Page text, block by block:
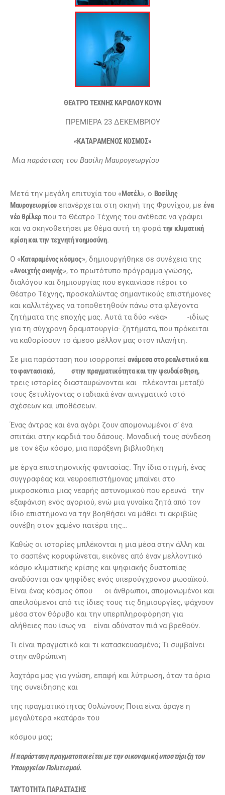
ΘΕΑΤΡΟ ΤΕΧΝΗΣ ΚΑΡΟΛΟΥ ΚΟΥΝ
ΠΡΕΜΙΕΡΑ 23 ΔΕΚΕΜΒΡΙΟΥ
«ΚΑΤΑΡΑΜΕΝΟΣ ΚΟΣΜΟΣ»
Μια παράσταση του Βασίλη Μαυρογεωργίου
Μετά την μεγάλη επιτυχία του « Μοτέλ», ο Βασίλης
Μαυρογεωργίου επανέρχεται στη σκηνή της Φρυνίχου, μεένα
νέο θρίλερ που το Θέατρο Τέχνης του ανέθεσε να γράψει
και να σκηνοθετήσει με θέμα αυτή τη φοράτην κλιματική
κρίση και την τεχνητή νοημοσύνη.
Ο « Καταραμένος κόσμος», δημιουργήθηκε σε συνέχεια της
«Ανοιχτής σκηνής», το πρωτότυπο πρόγραμμα γνώσης,
διαλόγου και δημιουργίας που εγκαινίασε πέρσι το
Θέατρο Τέχνης, προσκαλώντας σημαντικούς επιστήμονες
και καλλιτέχνες να τοποθετηθούν πάνω στα φλέγοντα
ζητήματα της εποχής μας. Αυτά τα δύο «νέα» -ιδίως
για τη σύγχρονη δραματουργία- ζητήματα, που πρόκειται
να καθορίσουν το άμεσο μέλλον μας στον πλανήτη.
Σε μια παράσταση που ισορροπεί ανάμεσα στο ρεαλιστικό και
το φαντασιακό, στην πραγματικότητα και την ψευδαίσθηση,
τρεις ιστορίες διασταυρώνονται και πλέκονται μεταξύ
τους ξετυλίγοντας σταδιακά έναν αινιγματικό ιστό
σχέσεων και υποθέσεων.
Ένας άντρας και ένα αγόρι ζουν απομονωμένοι σ’ ένα
σπιτάκι στην καρδιά του δάσους. Μοναδική τους σύνδεση
με τον έξω κόσμο, μια παράξενη βιβλιοθήκη
με έργα επιστημονικής φαντασίας. Την ίδια στιγμή, ένας
συγγραφέας και νευροεπιστήμονας μπαίνει στο
μικροσκόπιο μιας νεαρής αστυνομικού που ερευνά την
εξαφάνιση ενός αγοριού, ενώ μια γυναίκα ζητά από τον
ίδιο επιστήμονα να την βοηθήσει να μάθει τι ακριβώς
συνέβη στον χαμένο πατέρα της…
Καθώς οι ιστορίες μπλέκονται η μια μέσα στην άλλη και
το σασπένς κορυφώνεται, εικόνες από έναν μελλοντικό
κόσμο κλιματικής κρίσης και ψηφιακής δυστοπίας
αναδύονται σαν ψηφίδες ενός υπερσύγχρονου μωσαϊκού.
Είναι ένας κόσμος όπου οι άνθρωποι, απομονωμένοι και
απειλούμενοι από τις ίδιες τους τις δημιουργίες, ψάχνουν
μέσα στον θόρυβο και την υπερπληροφόρηση για
αλήθειες που ίσως να είναι αδύνατον πιά να βρεθούν.
Τι είναι πραγματικό και τι κατασκευασμένο; Τι συμβαίνει
στην ανθρώπινη
λαχτάρα μας για γνώση, επαφή και λύτρωση, όταν τα όρια
της συνείδησης και
της πραγματικότητας θολώνουν; Ποια είναι άραγε η
μεγαλύτερα «κατάρα» του
κόσμου μας;
Ηπαράστασηπραγματοποιείται με την οικονομική υποστήριξη του
Υπουργείου Πολιτισμού.
ΤΑΥΤΟΤΗΤΑ ΠΑΡΑΣΤΑΣΗΣ